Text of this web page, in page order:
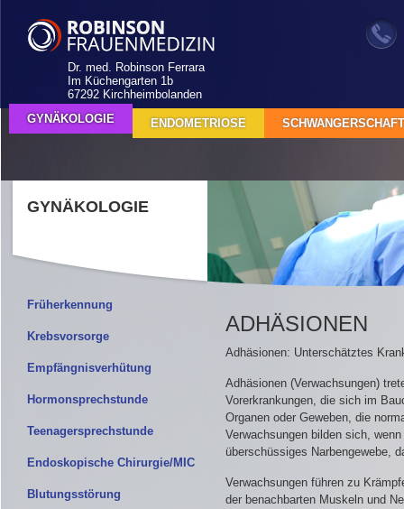
Dr. med. Robinson Ferrara
Im Küchengarten 1b
67292 Kirchheimbolanden
GYNÄKOLOGIE
ENDOMETRIOSE SCHWANGERSCHAFT
GYNÄKOLOGIE
Früherkennung
Krebsvorsorge
Empfängnisverhütung
Hormonsprechstunde
Teenagersprechstunde
Endoskopische Chirurgie/MIC
Blutungsstörung
ADHÄSIONEN
Adhäsionen: Unterschätztes
Adhäsionen (Verwachsungen)
Vorerkrankungen, die sich im
Organen oder Geweben, die
Verwachsungen bilden sich,
überschüssiges Narbengewebe,
Verwachsungen führen zu
der benachbarten Muskeln und